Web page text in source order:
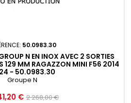
50.0983.30
N EN INOX AVEC 2 SORTIES
129 MM RAGAZZON MINI F56 2014
- 50.0983.30
Groupe N
€ Prix
2 268,00 €